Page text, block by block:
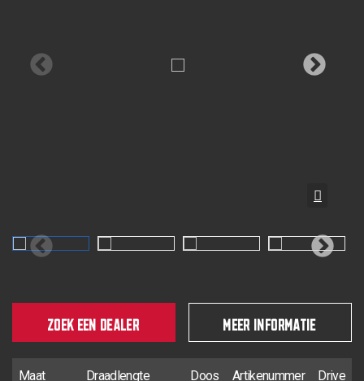
ZOEK EEN DEALER MEER INFORMATIE
Maat Draadlengte Doos Artikenummer Drive